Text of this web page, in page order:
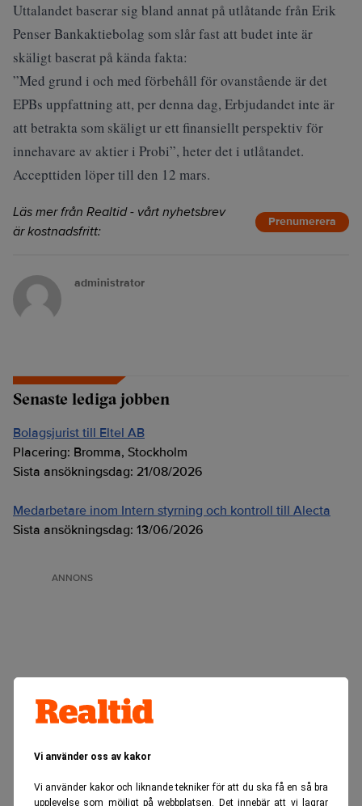
Vi använder oss av kakor
Vi använder kakor och liknande tekniker för att du ska få en så bra
upplevelse som möjligt på webbplatsen. Det innebär att vi lagrar
Uttalandet baserar sig bland annat på utlåtande från Erik
Penser Bankaktiebolag som slår fast att budet inte är
skäligt baserat på kända fakta:
”Med grund i och med förbehåll för ovanstående är det
EPBs uppfattning att, per denna dag, Erbjudandet inte är
att betrakta som skäligt ur ett finansiellt perspektiv för
innehavare av aktier i Probi”, heter det i utlåtandet.
Accepttiden löper till den 12 mars.
Läs mer från Realtid - vårt nyhetsbrev
är kostnadsfritt:
Prenumerera
administrator
Senaste lediga jobben
Bolagsjurist till Eltel AB
Placering: Bromma, Stockholm
Sista ansökningsdag: 21/08/2026
Medarbetare inom Intern styrning och kontroll till Alecta
Sista ansökningsdag: 13/06/2026
ANNONS